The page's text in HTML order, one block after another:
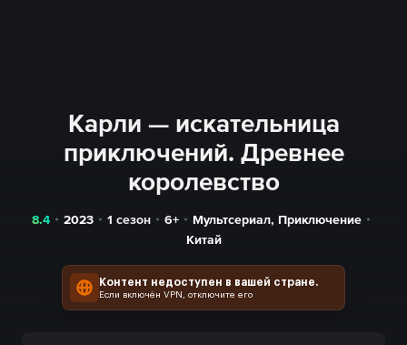
Карли — искательница
приключений. Древнее
королевство
8.4 2023 1 сезон 6+ Мультсериал, Приключение
Китай
Контент недоступен в вашей стране.
Если включён VPN, отключите его